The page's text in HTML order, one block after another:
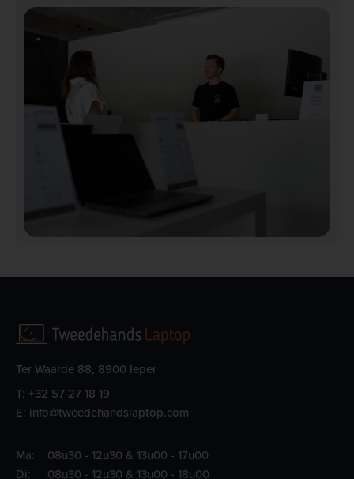
Ter Waarde 88, 8900 Ieper
T: +32 57 27 18 19
E: info@tweedehandslaptop.com
Ma:
08u30 - 12u30 & 13u00 - 17u00
Di:
08u30 - 12u30 & 13u00 - 18u00